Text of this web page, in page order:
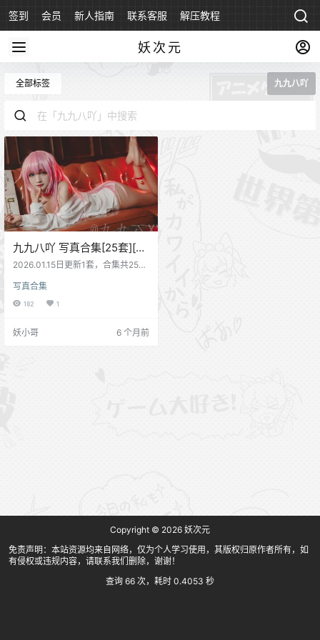
签到 会员 新人指南 联系客服 解压教程
妖次元
全部标签 九九八吖
九九八吖 写真合集[25套][持
续更新]
2026.01.15日更新1套，合集共25套
写真合集
182 1
妖小哥 6 个月前
Copyright © 2026 妖次元
免责声明：本站资源均来自网络，仅为个人学习使用，其版权归原作者所有，如
有侵权或违规内容，请联系我们删除，谢谢！
查询 66 次，耗时 0.4053 秒